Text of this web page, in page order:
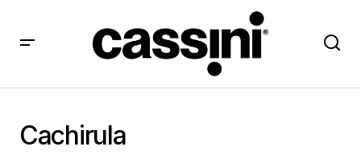
Cachirula